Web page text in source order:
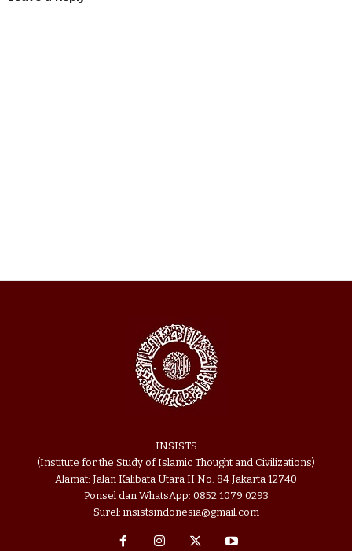
INSISTS
(Institute for the Study of Islamic Thought and Civilizations)
Alamat: Jalan Kalibata Utara II No. 84 Jakarta 12740
Ponsel dan WhatsApp: 0852 1079 0293
Surel: insistsindonesia@gmail.com